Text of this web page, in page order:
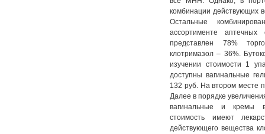
комбинации действующих
Остальные
ассортименте
представлен 78%
клотримазол – 36%.
изучении стоимости 1
доступны вагинальные
132 руб. На втором месте
Далее в порядке
вагинальные и кремы
стоимость имеют
действующего вещества